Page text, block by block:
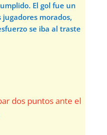
El gol fue un
morados,
se iba al traste